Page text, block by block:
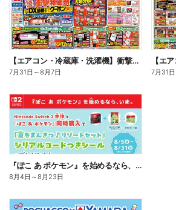
【エアコン・冷蔵庫・洗濯機】衝撃特価祭(おもて)
7月31日 ～8月7日 7月31日
『ぽこ あ ポケモン』を始めるなら、いま。
8月4日 ～8月23日